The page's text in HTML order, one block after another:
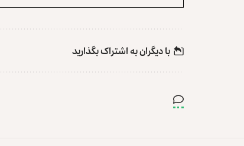
با دیگران به‌‌ اشتراک بگذارید